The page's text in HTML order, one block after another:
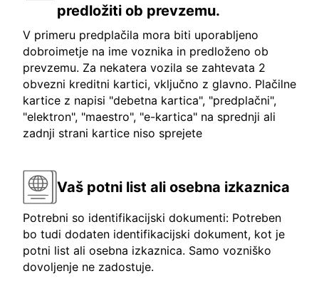
predložiti ob prevzemu.
V primeru predplačila mora biti uporabljeno
dobroimetje na ime voznika in predloženo ob
prevzemu. Za nekatera vozila se zahtevata 2
obvezni kreditni kartici, vključno z glavno. Plačilne
kartice z napisi "debetna kartica", "predplačni",
"elektron", "maestro", "e-kartica" na sprednji ali
zadnji strani kartice niso sprejete
Vaš potni list ali osebna izkaznica
Potrebni so identifikacijski dokumenti: Potreben
bo tudi dodaten identifikacijski dokument, kot je
potni list ali osebna izkaznica. Samo vozniško
dovoljenje ne zadostuje.